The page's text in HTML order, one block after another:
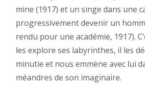
mine (1917) et un singe dans une
progressivement devenir un
rendu pour une académie, 1917).
les explore ses labyrinthes, il les
minutie et nous emmène avec lui
méandres de son imaginaire.